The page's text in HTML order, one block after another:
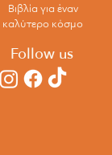
Βιβλία για έναν
καλύτερο κόσμο
Follow us